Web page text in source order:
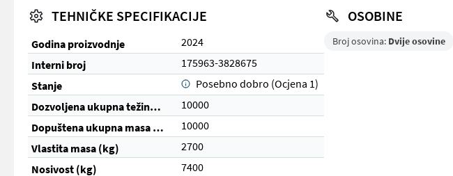
TEHNIČKE SPECIFIKACIJE
Godina proizvodnje
2024
Interni broj
175963-3828675
Stanje
Posebno dobro (Ocjena 1)
Dozvoljena ukupna težina (t)
10000
Dopuštena ukupna masa (kg)
10000
Vlastita masa (kg)
2700
Nosivost (kg)
7400
OSOBINE
Broj osovina: Dvije osovine